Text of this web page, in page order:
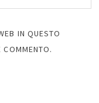
IN QUESTO
COMMENTO.